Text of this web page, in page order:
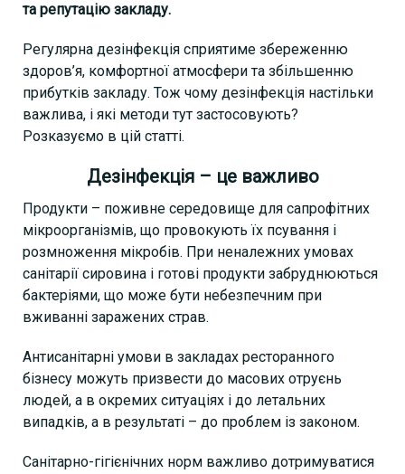
та репутацію закладу.
Регулярна дезінфекція сприятиме збереженню
здоров’я, комфортної атмосфери та збільшенню
прибутків закладу. Тож чому дезінфекція настільки
важлива, і які методи тут застосовують?
Розказуємо в цій статті.
Дезінфекція – це важливо
Продукти – поживне середовище для сапрофітних
мікроорганізмів, що провокують їх псування і
розмноження мікробів. При неналежних умовах
санітарії сировина і готові продукти забруднюються
бактеріями, що може бути небезпечним при
вживанні заражених страв.
Антисанітарні умови в закладах ресторанного
бізнесу можуть призвести до масових отруєнь
людей, а в окремих ситуаціях і до летальних
випадків, а в результаті – до проблем із законом.
Санітарно-гігієнічних норм важливо дотримуватися